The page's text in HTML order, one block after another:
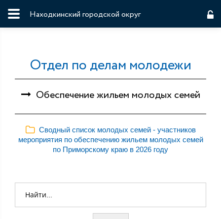
Находкинский городской округ
Отдел по делам молодежи
Обеспечение жильем молодых семей
Сводный список молодых семей - участников
мероприятия по обеспечению жильем молодых семей
по Приморскому краю в 2026 году